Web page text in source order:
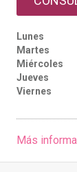
Lunes
Martes
Miércoles
Jueves
Viernes
Más